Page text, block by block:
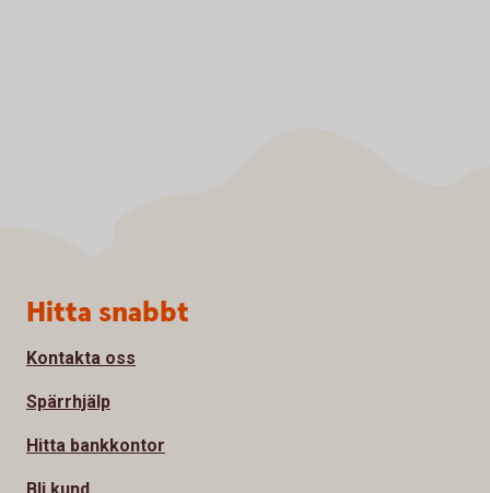
Sidfot
Hitta snabbt
Kontakta oss
Spärrhjälp
Hitta bankkontor
Bli kund